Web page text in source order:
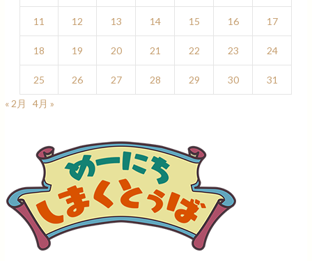
11 12 13 14 15 16 17
18 19 20 21 22 23 24
25 26 27 28 29 30
31
« 2月
4月 »